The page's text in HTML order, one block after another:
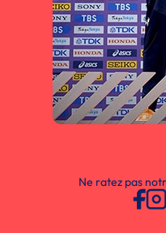
Ne ratez pas